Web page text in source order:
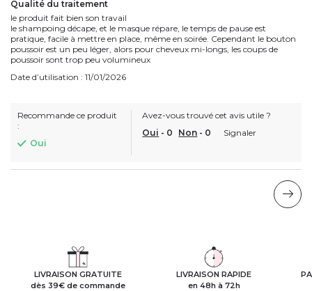
Qualité du traitement
le produit fait bien son travail
le shampoing décape, et le masque répare, le temps de pause est
pratique, facile à mettre en place, même en soirée. Cependant le bouton
poussoir est un peu léger, alors pour cheveux mi-longs, les coups de
poussoir sont trop peu volumineux
Date d’utilisation : 11/01/2026
Recommande ce produit
:
Oui
Avez-vous trouvé cet avis utile ?
Oui - 0 Non - 0 Signaler
LIVRAISON GRATUITE
dès 39€ de commande
LIVRAISON RAPIDE
en 48h à 72h